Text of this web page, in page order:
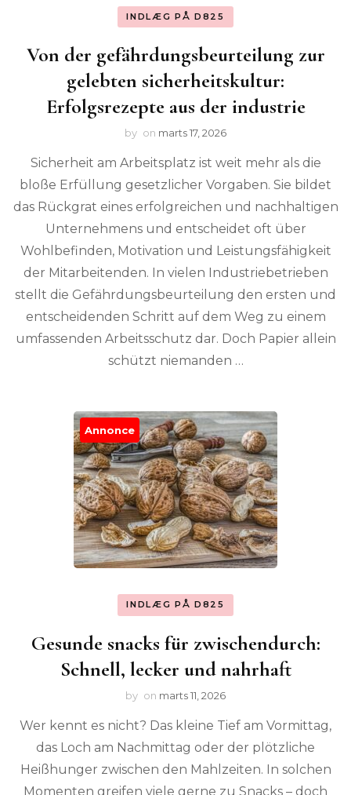
INDLÆG PÅ D825
Von der gefährdungsbeurteilung zur
gelebten sicherheitskultur:
Erfolgsrezepte aus der industrie
by on marts 17, 2026
Sicherheit am Arbeitsplatz ist weit mehr als die
bloße Erfüllung gesetzlicher Vorgaben. Sie bildet
das Rückgrat eines erfolgreichen und nachhaltigen
Unternehmens und entscheidet oft über
Wohlbefinden, Motivation und Leistungsfähigkeit
der Mitarbeitenden. In vielen Industriebetrieben
stellt die Gefährdungsbeurteilung den ersten und
entscheidenden Schritt auf dem Weg zu einem
umfassenden Arbeitsschutz dar. Doch Papier allein
schützt niemanden …
Annonce
INDLÆG PÅ D825
Gesunde snacks für zwischendurch:
Schnell, lecker und nahrhaft
by on marts 11, 2026
Wer kennt es nicht? Das kleine Tief am Vormittag,
das Loch am Nachmittag oder der plötzliche
Heißhunger zwischen den Mahlzeiten. In solchen
Momenten greifen viele gerne zu Snacks – doch